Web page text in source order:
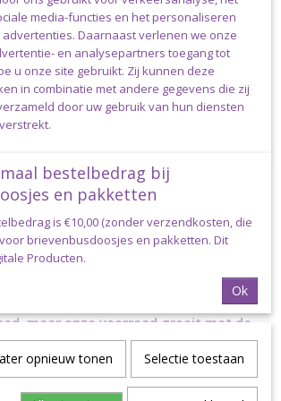
een foorsnee van 2.50-3.00mm en bestaat
rond een dunnere draad die het zijn
is bij uitstek geschikt voor het haken, breien
woon- en modeaccessoires, zoals tassen,
lampekappen, chandeliers of plantenhangers.
uit 80% gerecycled katoen en
het OEKO-TEX® Standard 100 keurmerk.
aanbevolen naalddikte voor breien is
4.00mm.
4 weegt 250 gram en heeft een looplengte
alle kleuren DMC Nova Vita nr. 4 in uni
maar onze voorraad groeit met de
favoriete kleur er niet tussen, vraag
een e-mail naar
info@madebysiem.nl
media-functies en het personaliseren
Daarnaast verlenen we onze
en analysepartners toegang tot
u onze site gebruikt. Zij kunnen deze
in combinatie met andere gegevens die zij
door uw gebruik van hun diensten
bestelbedrag bij
en pakketten
is €10,00 (zonder verzendkosten, die
brievenbusdoosjes en pakketten. Dit
Producten.
Ok
opnieuw tonen Selectie toestaan